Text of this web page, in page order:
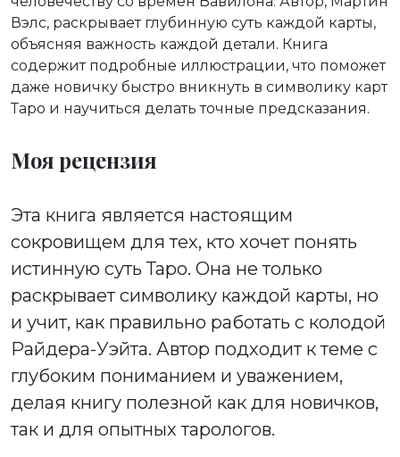
Вэлс, раскрывает глубинную суть каждой карты,
объясняя важность каждой детали. Книга
содержит подробные иллюстрации, что поможет
даже новичку быстро вникнуть в символику карт
Таро и научиться делать точные предсказания.
Моя рецензия
Эта книга является настоящим
сокровищем для тех, кто хочет понять
истинную суть Таро. Она не только
раскрывает символику каждой карты, но
и учит, как правильно работать с колодой
Райдера-Уэйта. Автор подходит к теме с
глубоким пониманием и уважением,
делая книгу полезной как для новичков,
так и для опытных тарологов.